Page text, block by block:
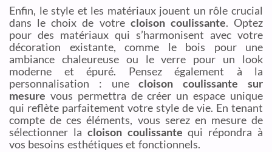
Enfin, le style et les matériaux jouent un rôle crucial
dans le choix de votre cloison coulissante. Optez
pour des matériaux qui s’harmonisent avec votre
décoration existante, comme le bois pour une
ambiance chaleureuse ou le verre pour un look
moderne et épuré. Pensez également à la
personnalisation : unecloison coulissante sur
mesure vous permettra de créer un espace unique
qui reflète parfaitement votre style de vie. En tenant
compte de ces éléments, vous serez en mesure de
sélectionner la cloison coulissante qui répondra à
vos besoins esthétiques et fonctionnels.